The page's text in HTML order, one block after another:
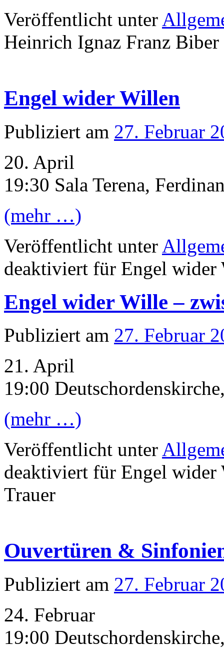
Veröffentlicht unter
Heinrich Ignaz Franz
Engel wider Willen
Publiziert am 27. Februar
20. April
19:30 Sala Terena,
(mehr …)
Veröffentlicht unter
deaktiviert für Engel wider
Engel wider Wille –
Publiziert am 27. Februar
21. April
19:00
(mehr …)
Veröffentlicht unter
deaktiviert für Engel wider
Trauer
Ouvertüren &
Publiziert am 27. Februar
24. Februar
19:00